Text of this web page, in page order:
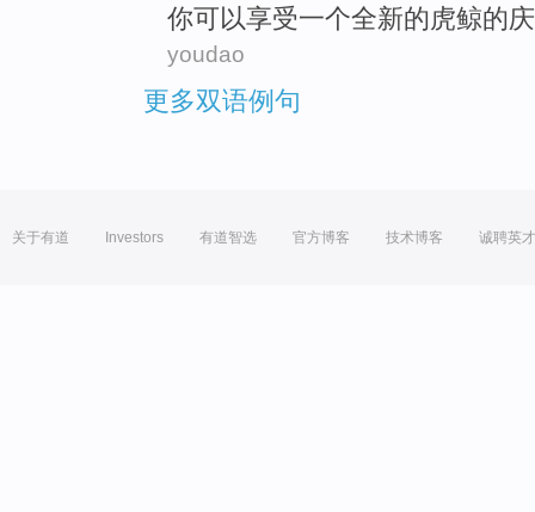
你可以享受一个全新的 虎鲸的
youdao
更多双语例句
关于有道 Investors 有道智选 官方博客 技术博客 诚聘英才